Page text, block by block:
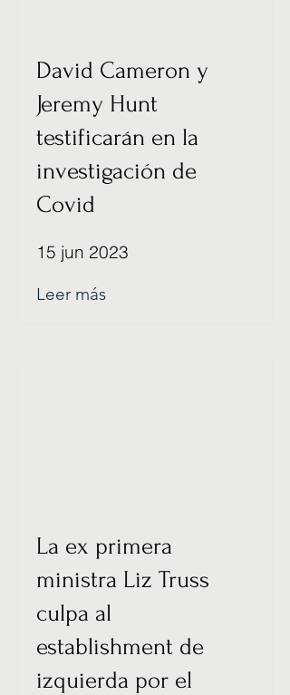
David Cameron y
Jeremy Hunt
testificarán en la
investigación de
Covid
15 jun 2023
Leer más
La ex primera
ministra Liz Truss
culpa al
establishment de
izquierda por el